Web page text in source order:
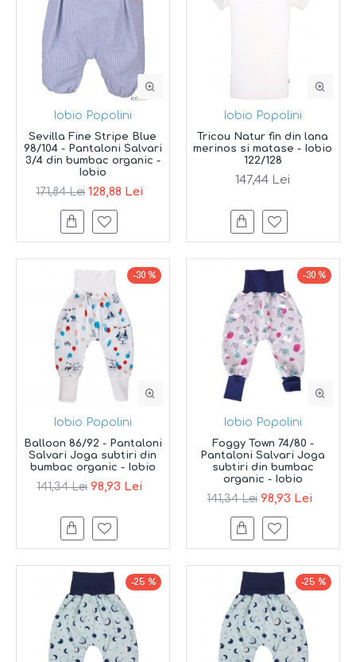
Iobio Popolini
Sevilla Fine Stripe Blue
98/104 - Pantaloni Salvari
3/4 din bumbac organic -
Iobio
171,84 Lei 128,88 Lei
Iobio Popolini
Tricou Natur fin din lana
merinos si matase - Iobio
122/128
147,44 Lei
-30 %
Iobio Popolini
Balloon 86/92 - Pantaloni
Salvari Joga subtiri din
bumbac organic - Iobio
141,34 Lei 98,93 Lei
-30 %
Iobio Popolini
Foggy Town 74/80 -
Pantaloni Salvari Joga
subtiri din bumbac
organic - Iobio
141,34 Lei 98,93 Lei
-25 % -25 %